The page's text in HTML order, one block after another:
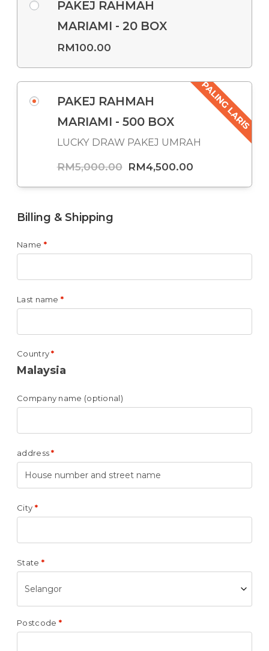
PAKEJ RAHMAH
MARIAMI - 20 BOX
RM100.00
PALING LARIS
PAKEJ RAHMAH
MARIAMI - 500 BOX
LUCKY DRAW PAKEJ UMRAH
RM5,000.00 RM4,500.00
Billing & Shipping
Name *
Last name *
Country*
Malaysia
Company name (optional)
address*
City *
State *
Selangor
Postcode *